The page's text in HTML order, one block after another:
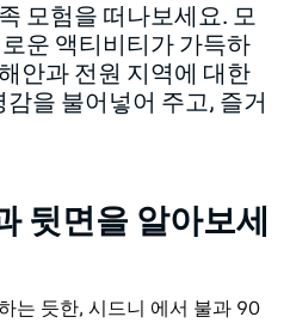
모험을 떠나보세요. 모
운 액티비티가 가득하
안과 전원 지역에 대한
을 불어넣어 주고, 즐거
뒷면을 알아보세
는 듯한, 시드니 에서 불과 90